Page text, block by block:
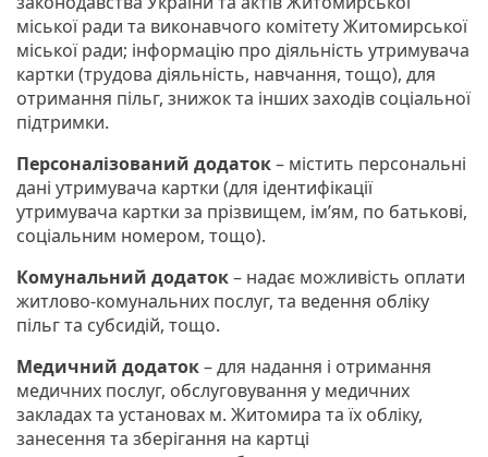
міської ради та виконавчого комітету Житомирської
міської ради; інформацію про діяльність утримувача
картки (трудова діяльність, навчання, тощо), для
отримання пільг, знижок та інших заходів соціальної
підтримки.
Персоналізований додаток– містить персональні
дані утримувача картки (для ідентифікації
утримувача картки за прізвищем, ім’ям, по батькові,
соціальним номером, тощо).
Комунальний додаток– надає можливість оплати
житлово-комунальних послуг, та ведення обліку
пільг та субсидій, тощо.
Медичний додаток– для надання і отримання
медичних послуг, обслуговування у медичних
закладах та установах м. Житомира та їх обліку,
занесення та зберігання на картці